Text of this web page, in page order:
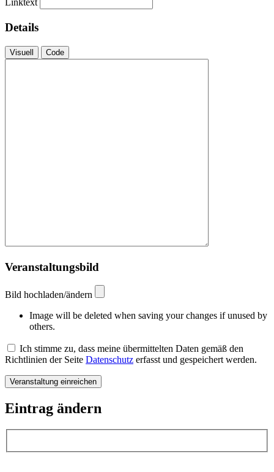
Linktext
Details
Visuell Code
Veranstaltungsbild
Bild hochladen/ändern
Image will be deleted when saving your changes if unused by
others.
Ich stimme zu, dass meine übermittelten Daten gemäß den
Richtlinien der Seite Datenschutz erfasst und gespeichert werden.
Eintrag ändern